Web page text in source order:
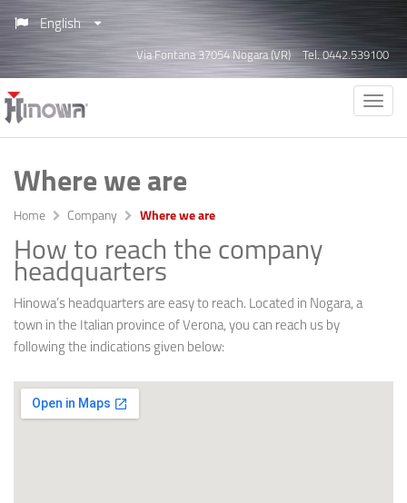
English
Via Fontana 37054 Nogara (VR) Tel. 0442.539100
Where we are
Home Company Where we are
How to reach the company
headquarters
Hinowa’s headquarters are easy to reach. Located in Nogara, a
town in the Italian province of Verona, you can reach us by
following the indications given below: